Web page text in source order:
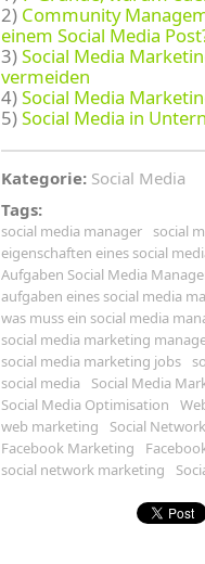
2) Community
einem Social Media
3)Social Media
vermeiden
4)Social Media
5)Social Media in
Kategorie: Social Media
Tags:
social media manager social
eigenschaften eines social
Aufgaben Social Media
aufgaben eines social media
was muss ein social media
social media marketing
social media marketing jobs
social media
Social Media
Social Media Optimisation
web marketing
Social
Facebook Marketing
social network marketing